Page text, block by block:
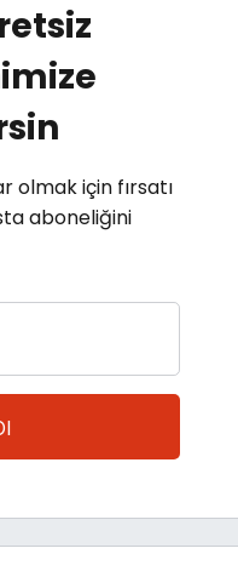
olmak için fırsatı
aboneliğini